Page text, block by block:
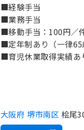
■経験手当
■業務手当
■移動手当：100円／
■定年制あり（一律65
■育児休業取得実績あ
大阪府 堺市南区 桧尾